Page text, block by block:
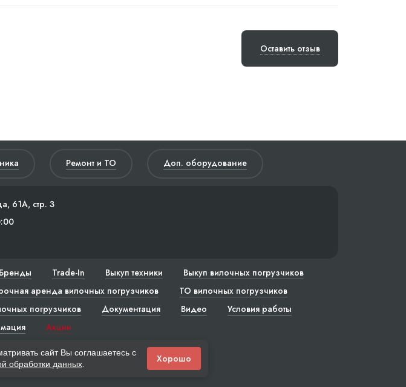
Оставить отзыв
Ремонт и ТО Доп. оборудование
61А, стр. 3
Бренды Trade-In Выкуп техники
Выкуп вилочных погрузчиков
аренда вилочных погрузчиков
ТО вилочных погрузчиков
погрузчиков Документация Видео
Условия работы
Акции
сайт Вы соглашаетесь с
обработки данных Хорошо